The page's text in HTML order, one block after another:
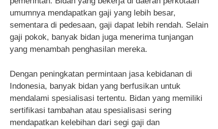
umumnya mendapatkan gaji yang lebih besar,
sementara di pedesaan, gaji dapat lebih rendah. Selain
gaji pokok, banyak bidan juga menerima tunjangan
yang menambah penghasilan mereka.
Dengan peningkatan permintaan jasa kebidanan di
Indonesia, banyak bidan yang berfusikan untuk
mendalami spesialisasi tertentu. Bidan yang memiliki
sertifikasi tambahan atau spesialisasi sering
mendapatkan kelebihan dari segi gaji dan